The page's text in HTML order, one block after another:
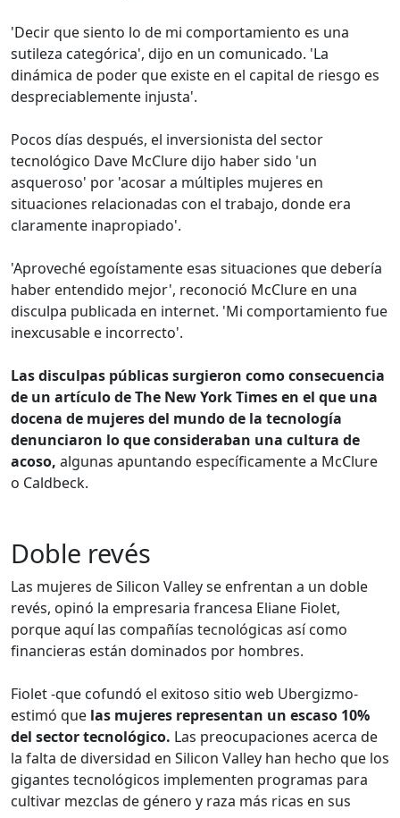
'Decir que siento lo de mi comportamiento es una
sutileza categórica', dijo en un comunicado. 'La
dinámica de poder que existe en el capital de riesgo es
despreciablemente injusta'.
Pocos días después, el inversionista del sector
tecnológico Dave McClure dijo haber sido 'un
asqueroso' por 'acosar a múltiples mujeres en
situaciones relacionadas con el trabajo, donde era
claramente inapropiado'.
'Aproveché egoístamente esas situaciones que debería
haber entendido mejor', reconoció McClure en una
disculpa publicada en internet. 'Mi comportamiento fue
inexcusable e incorrecto'.
Las disculpas públicas surgieron como consecuencia
de un artículo de The New York Times en el que una
docena de mujeres del mundo de la tecnología
denunciaron lo que consideraban una cultura de
acoso, algunas apuntando específicamente a McClure
o Caldbeck.
Doble revés
Las mujeres de Silicon Valley se enfrentan a un doble
revés, opinó la empresaria francesa Eliane Fiolet,
porque aquí las compañías tecnológicas así como
financieras están dominados por hombres.
Fiolet -que cofundó el exitoso sitio web Ubergizmo-
estimó que las mujeres representan un escaso 10%
del sector tecnológico. Las preocupaciones acerca de
la falta de diversidad en Silicon Valley han hecho que los
gigantes tecnológicos implementen programas para
cultivar mezclas de género y raza más ricas en sus